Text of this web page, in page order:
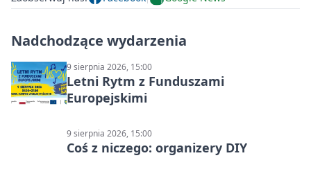
Nadchodzące wydarzenia
9 sierpnia 2026, 15:00
Letni Rytm z Funduszami
Europejskimi
9 sierpnia 2026, 15:00
Coś z niczego: organizery DIY